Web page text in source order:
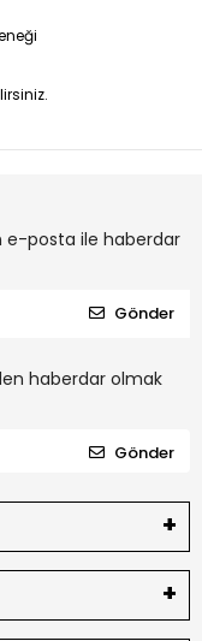
e-posta ile haberdar
Gönder
haberdar olmak
Gönder